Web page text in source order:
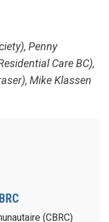
Penny
Care BC),
Mike Klassen
(CBRC)